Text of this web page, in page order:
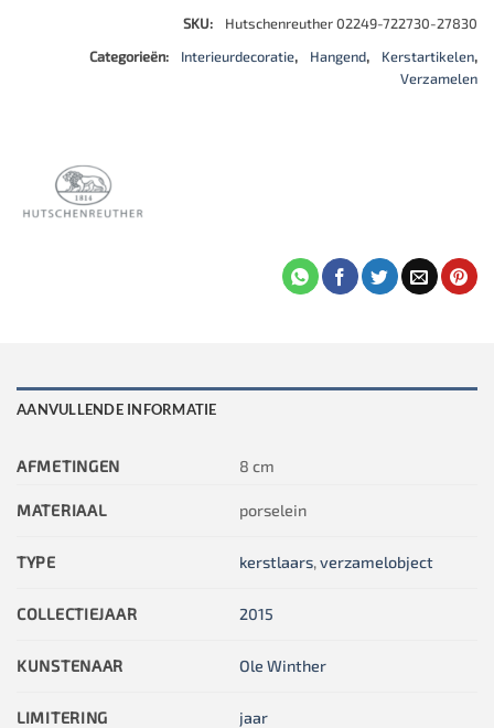
SKU:
Hutschenreuther 02249-722730-27830
Categorieën:
Interieurdecoratie, Hangend, Kerstartikelen,
Verzamelen
AANVULLENDE INFORMATIE
AFMETINGEN 8 cm
MATERIAAL porselein
TYPE kerstlaars,verzamelobject
COLLECTIEJAAR 2015
KUNSTENAAR Ole Winther
LIMITERING jaar